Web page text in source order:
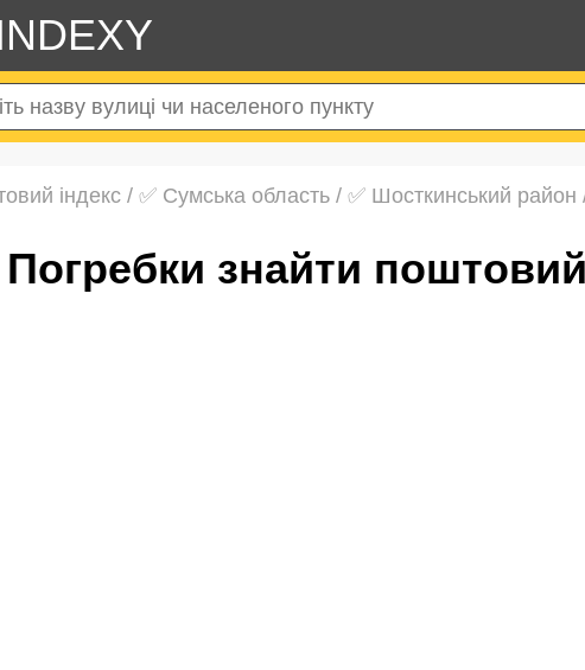
індекс / ✅ Сумська область / ✅ Шосткинський район
с. Погребки знайти